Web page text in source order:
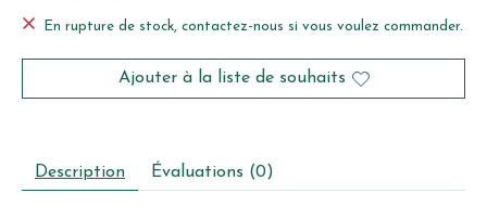
En rupture de stock, contactez-nous si vous voulez commander.
Ajouter à la liste de souhaits
Description Évaluations (0)